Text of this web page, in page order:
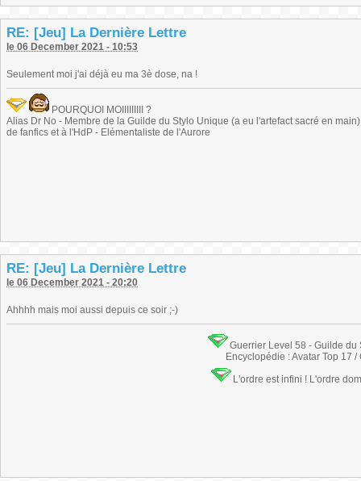
RE: [Jeu] La Dernière Lettre
le 06 December 2021 - 10:53
Seulement moi j'ai déjà eu ma 3è dose, na !
POURQUOI MOIIIIIIIII ?
Alias Dr No - Membre de la Guilde du Stylo Unique (a eu l'artefact sacré en
de fanfics et à l'HdP - Elémentaliste de l'Aurore
RE: [Jeu] La Dernière Lettre
le 06 December 2021 - 20:20
Ahhhh mais moi aussi depuis ce soir ;-)
Guerrier Level 58 - Guilde
Encyclopédie : Avatar Top 17 /
L'ordre est infini ! L'ordre